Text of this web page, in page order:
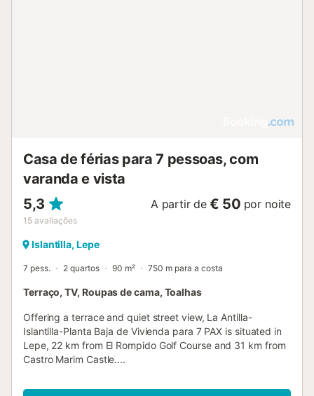
Casa de férias para 7 pessoas, com
varanda e vista
5,3
15 avaliações
A partir de € 50 por noite
Islantilla, Lepe
7 pess. 2 quartos 90 m² 750 m para a costa
Terraço, TV, Roupas de cama, Toalhas
Offering a terrace and quiet street view, La Antilla-
Islantilla-Planta Baja de Vivienda para 7 PAX is situated in
Lepe, 22 km from El Rompido Golf Course and 31 km from
Castro Marim Castle....